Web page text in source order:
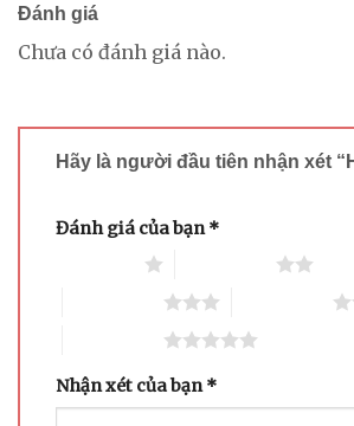
Đánh giá
Chưa có đánh giá nào.
Hãy là người đầu tiên nhận xét
Đánh giá của bạn*
Nhận xét của bạn*